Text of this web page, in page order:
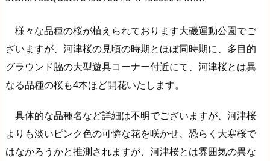
様々な品種の桜が植えられております大磯運動公園でご
ざいますが、河津桜の見頃の時期とほぼ同時期に、多目的
グラウンド脇の大型遊具コーナー付近にて、河津桜とは異
なる品種の桜も4本ほど開花いたします。
具体的な品種名など詳細は不明でございますが、河津桜
よりも淡いピンク色の可憐な花を咲かせ、恐らく大寒桜で
はなかろうかと推測されますが、河津桜とは雰囲気の異な